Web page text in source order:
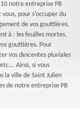
notre entreprise PB
pour s’occuper du
de vos gouttières.
à : les feuilles mortes,
gouttières. Pour
vos descentes pluviales
Ainsi, si vous
la ville de Saint Julien
de notre entreprise PB